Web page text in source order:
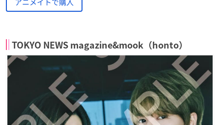
TOKYO NEWS magazine&mook（honto）